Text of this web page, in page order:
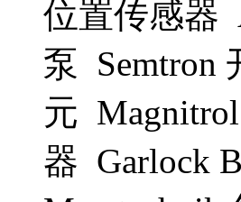
位置传感器
泵 Semtron
元
器 Garlock